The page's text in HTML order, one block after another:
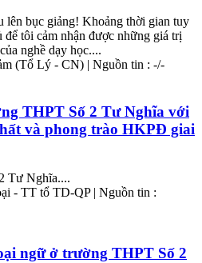
lên bục giảng! Khoảng thời gian tuy
tôi cảm nhận được những giá trị
nghề dạy học....
(Tổ Lý - CN) | Nguồn tin : -/-
THPT Số 2 Tư Nghĩa với
và phong trào HKPĐ giai
Tư Nghĩa....
- TT tổ TD-QP | Nguồn tin :
ngữ ở trường THPT Số 2